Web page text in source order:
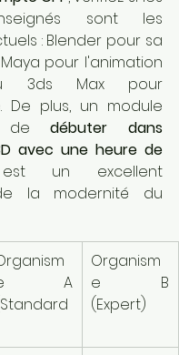
sont les
: Blender pour sa
pour l'animation
3ds Max pour
De plus, un module
de débuter dans
avec une heure de
un excellent
la modernité du
A
Organism
e B
(Expert)